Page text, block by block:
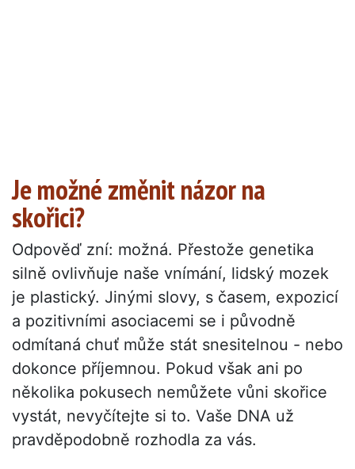
Je možné změnit názor na
skořici?
Odpověď zní: možná. Přestože genetika
silně ovlivňuje naše vnímání, lidský mozek
je plastický. Jinými slovy, s časem, expozicí
a pozitivními asociacemi se i původně
odmítaná chuť může stát snesitelnou - nebo
dokonce příjemnou. Pokud však ani po
několika pokusech nemůžete vůni skořice
vystát, nevyčítejte si to. Vaše DNA už
pravděpodobně rozhodla za vás.